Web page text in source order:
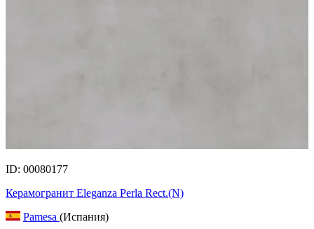
ID: 00080177
Керамогранит Eleganza Perla Rect.(N)
Pamesa (Испания)